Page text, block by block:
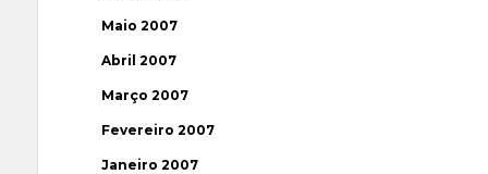
Maio 2007
Abril 2007
Março 2007
Fevereiro 2007
Janeiro 2007